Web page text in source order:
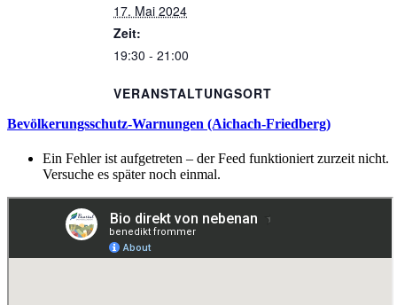
17. Mai 2024
Zeit:
19:30 - 21:00
VERANSTALTUNGSORT
Bevölkerungsschutz-Warnungen (Aichach-Friedberg)
Ein Fehler ist aufgetreten – der Feed funktioniert zurzeit nicht.
Versuche es später noch einmal.